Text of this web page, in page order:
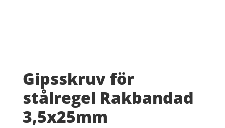
Gipsskruv för
stålregel Rakbandad
3,5x25mm